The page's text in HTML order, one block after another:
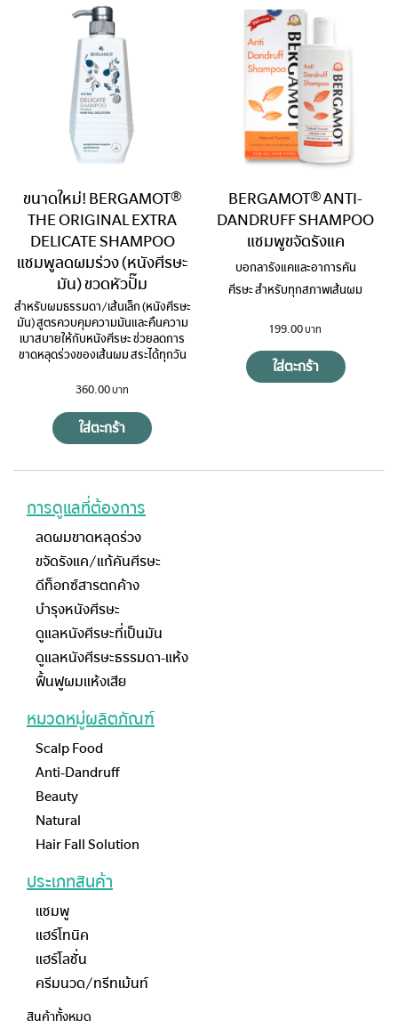
ขนาดใหม่! BERGAMOT®
THE ORIGINAL EXTRA
DELICATE SHAMPOO
แชมพูลดผมร่วง (หนังศีรษะ
มัน) ขวดหัวปั๊ม
สำหรับผมธรรมดา/เส้นเล็ก (หนังศีรษะ
มัน) สูตรควบคุมความมันและคืนความ
เบาสบายให้กับหนังศีรษะ ช่วยลดการ
ขาดหลุดร่วงของเส้นผม สระได้ทุกวัน
360.00
ใส่ตะกร้า
BERGAMOT® ANTI-
DANDRUFF SHAMPOO
แชมพูขจัดรังแค
บอกลารังแคและอาการคัน
ศีรษะ สำหรับทุกสภาพเส้นผม
199.00
ใส่ตะกร้า
การดูแลที่ต้องการ
ลดผมขาดหลุดร่วง
ขจัดรังแค/แก้คันศีรษะ
ดีท็อกซ์สารตกค้าง
บำรุงหนังศีรษะ
ดูแลหนังศีรษะที่เป็นมัน
ดูแลหนังศีรษะธรรมดา-แห้ง
ฟื้นฟูผมแห้งเสีย
หมวดหมู่ผลิตภัณฑ์
Scalp Food
Anti-Dandruff
Beauty
Natural
Hair Fall Solution
ประเภทสินค้า
แชมพู
แฮร์โทนิค
แฮร์โลชั่น
ครีมนวด/ทรีทเม้นท์
สินค้าทั้งหมด